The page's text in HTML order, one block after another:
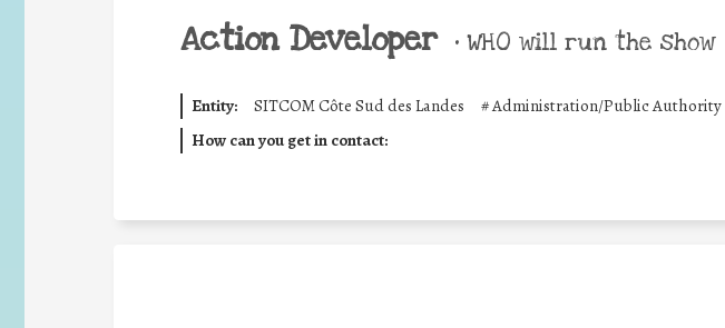
Action Developer • WHO will run the show
Entity: SITCOM Côte Sud des Landes #Administration/Public Authority
How can you get in contact: